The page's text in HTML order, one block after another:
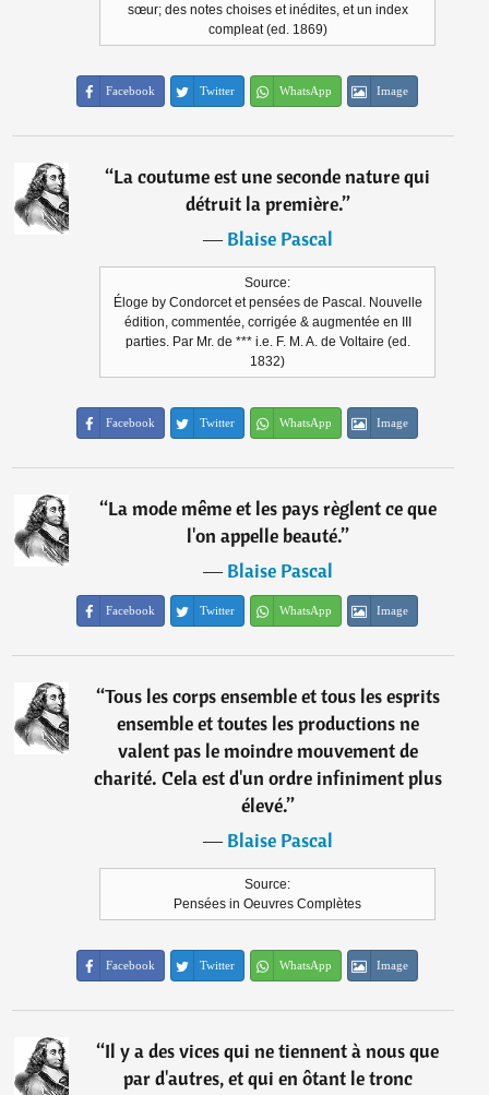
sœur; des notes choises et inédites, et un index
compleat (ed. 1869)
Facebook Twitter WhatsApp Image
“La coutume est une seconde nature qui
détruit la première.”
―Blaise Pascal
Source:
Éloge by Condorcet et pensées de Pascal. Nouvelle
édition, commentée, corrigée & augmentée en III
parties. Par Mr. de *** i.e. F. M. A. de Voltaire (ed.
1832)
Facebook Twitter WhatsApp Image
“La mode même et les pays règlent ce que
l'on appelle beauté.”
―Blaise Pascal
Facebook Twitter WhatsApp Image
“Tous les corps ensemble et tous les esprits
ensemble et toutes les productions ne
valent pas le moindre mouvement de
charité. Cela est d'un ordre infiniment plus
élevé.”
―Blaise Pascal
Source:
Pensées in Oeuvres Complètes
Facebook Twitter WhatsApp Image
“Il y a des vices qui ne tiennent à nous que
par d'autres, et qui en ôtant le tronc